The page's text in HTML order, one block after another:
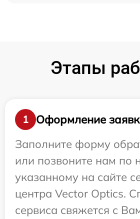
Этапы
1
Оформление
Заполните форму
или позвоните нам по
указанному на сайте
центра Vector Optics.
сервиса свяжется с